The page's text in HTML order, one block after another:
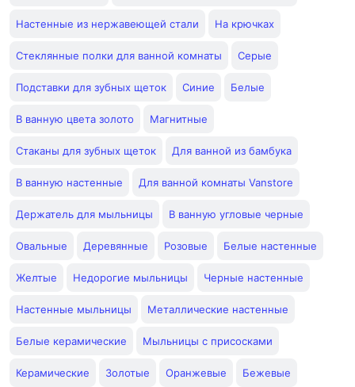
Настенные из нержавеющей стали На крючках
Стеклянные полки для ванной комнаты Серые
Подставки для зубных щеток Синие Белые
В ванную цвета золото Магнитные
Стаканы для зубных щеток Для ванной из бамбука
В ванную настенные Для ванной комнаты Vanstore
Держатель для мыльницы В ванную угловые черные
Овальные Деревянные Розовые Белые настенные
Желтые Недорогие мыльницы Черные настенные
Настенные мыльницы Металлические настенные
Белые керамические Мыльницы с присосками
Керамические Золотые Оранжевые Бежевые